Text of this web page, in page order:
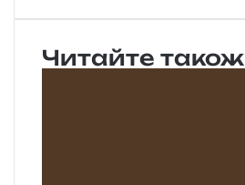
Читайте також